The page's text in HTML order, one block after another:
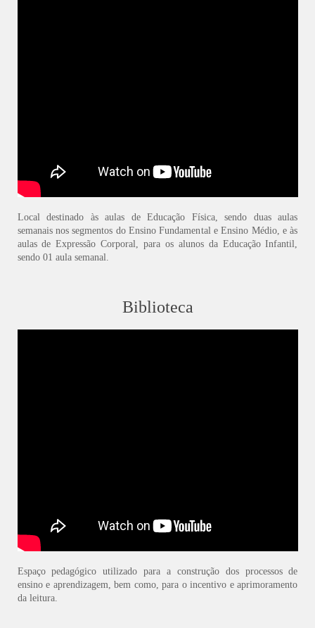
Local destinado às aulas de Educação Física, sendo duas aulas
semanais nos segmentos do Ensino Fundamental e Ensino Médio, e às
aulas de Expressão Corporal, para os alunos da Educação Infantil,
sendo 01 aula semanal.
Biblioteca
Espaço pedagógico utilizado para a construção dos processos de
ensino e aprendizagem, bem como, para o incentivo e aprimoramento
da leitura.